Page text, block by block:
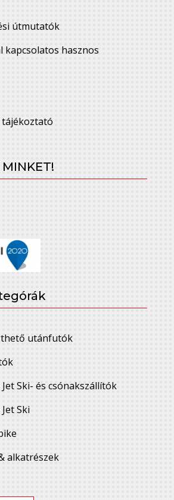
útmutatók
kapcsolatos hasznos
tájékoztató
MINKET!
utánfutók
Ski- és csónakszállítók
Ski
alkatrészek